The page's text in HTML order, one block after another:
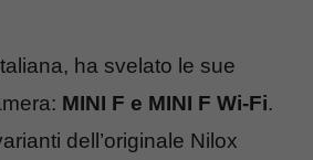
ha svelato le sue
MINI F e MINI F Wi-Fi.
dell’originale Nilox